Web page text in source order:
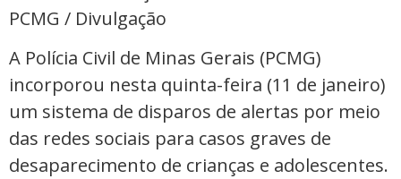
PCMG / Divulgação
A Polícia Civil de Minas Gerais (PCMG)
incorporou nesta quinta-feira (11 de janeiro)
um sistema de disparos de alertas por meio
das redes sociais para casos graves de
desaparecimento de crianças e adolescentes.